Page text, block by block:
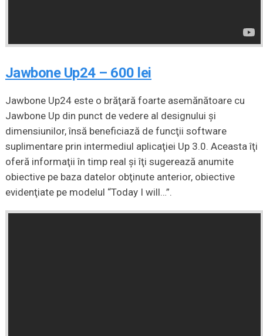
Jawbone Up24 – 600 lei
Jawbone Up24 este o brăţară foarte asemănătoare cu
Jawbone Up din punct de vedere al designului şi
dimensiunilor, însă beneficiază de funcţii software
suplimentare prin intermediul aplicaţiei Up 3.0. Aceasta îţi
oferă informaţii în timp real şi îţi sugerează anumite
obiective pe baza datelor obţinute anterior, obiective
evidenţiate pe modelul “Today I will…”.